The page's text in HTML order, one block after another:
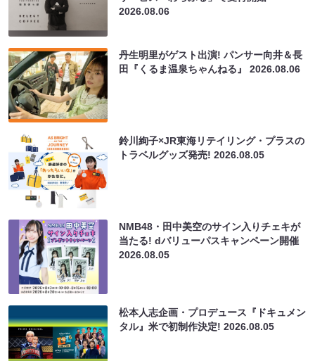
2026.08.06
丹生明里がゲスト出演! パンサー向井＆長
田『くるま温泉ちゃんねる』2026.08.06
鈴川絢子×JR東海リテイリング・プラスの
トラベルグッズ発売!2026.08.05
NMB48・田中美空のサイン入りチェキが
当たる! dバリューパスキャンペーン開催
2026.08.05
松本人志企画・プロデュース『ドキュメン
タル』米で初制作決定!2026.08.05